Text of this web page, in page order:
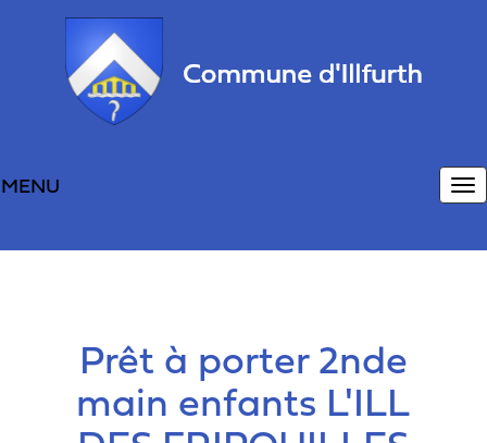
MENU
Prêt à porter 2nde
main enfants L'ILL